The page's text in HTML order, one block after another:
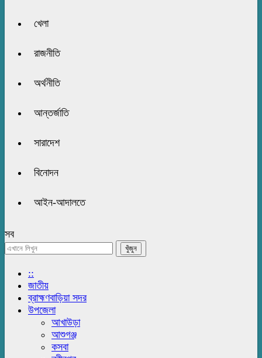
খেলা
রাজনীতি
অর্থনীতি
আন্তর্জাতি
সারাদেশ
বিনোদন
আইন-আদালতে
সব
::
জাতীয়
ব্রাহ্মণবাড়িয়া সদর
উপজেলা
আখাউড়া
আশুগঞ্জ
কসবা